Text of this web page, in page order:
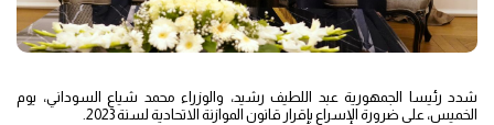
شدد رئيسا الجمهورية عبد اللطيف رشيد، والوزراء محمد شياع السوداني، يوم
الخميس، على ضرورة الإسراع بإقرار قانون الموازنة الاتحادية لسنة 2023.